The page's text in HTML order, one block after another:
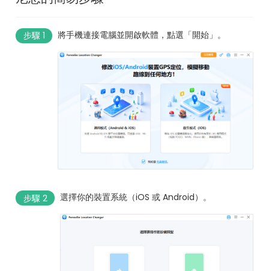
步驟 1 將手機連接電腦並開啟軟體，點選「開始」。
步驟 2 選擇你的裝置系統（iOS 或 Android）。